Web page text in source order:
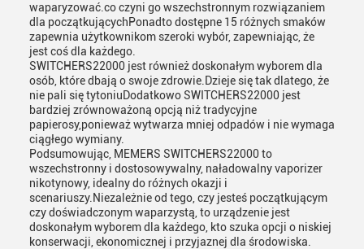
waparyzować.co czyni go wszechstronnym rozwiązaniem
dla początkującychPonadto dostępne 15 różnych smaków
zapewnia użytkownikom szeroki wybór, zapewniając, że
jest coś dla każdego.
SWITCHERS22000 jest również doskonałym wyborem dla
osób, które dbają o swoje zdrowie.Dzieje się tak dlatego, że
nie pali się tytoniuDodatkowo SWITCHERS22000 jest
bardziej zrównoważoną opcją niż tradycyjne
papierosy,ponieważ wytwarza mniej odpadów i nie wymaga
ciągłego wymiany.
Podsumowując, MEMERS SWITCHERS22000 to
wszechstronny i dostosowywalny, naładowalny vaporizer
nikotynowy, idealny do różnych okazji i
scenariuszy.Niezależnie od tego, czy jesteś początkującym
czy doświadczonym waparzystą, to urządzenie jest
doskonałym wyborem dla każdego, kto szuka opcji o niskiej
konserwacji, ekonomicznej i przyjaznej dla środowiska.